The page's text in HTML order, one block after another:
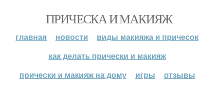
ПРИЧЕСКА И МАКИЯЖ
главная новости
виды макияжа и причесок
как делать прически и макияж
прически и макияж на дому
игры отзывы